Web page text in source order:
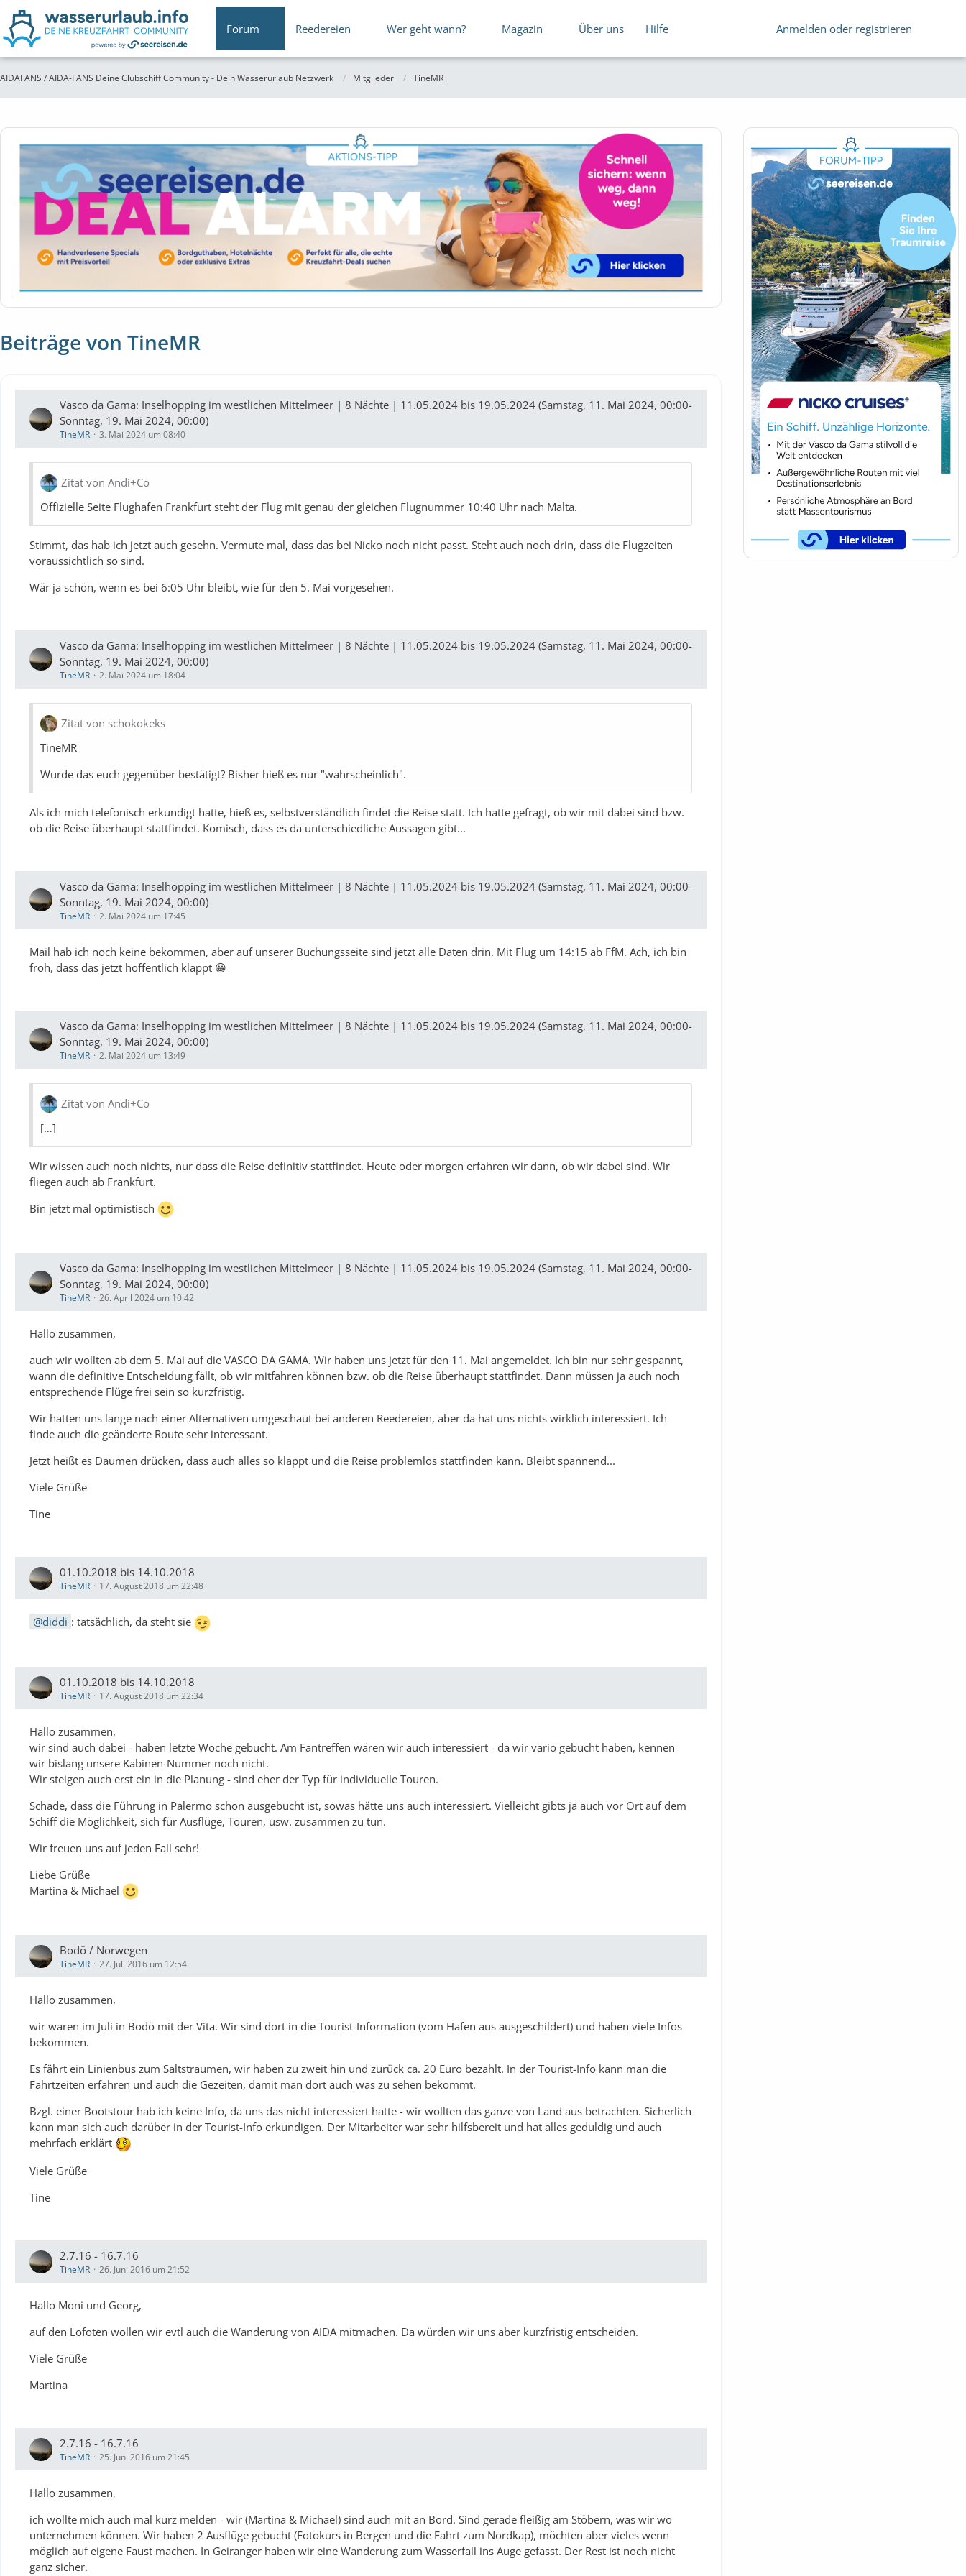
Forum Reedereien Wer geht wann? Magazin Über uns Hilfe Anmelden oder registrieren
AIDAFANS / AIDA-FANS Deine Clubschiff Community - Dein Wasserurlaub Netzwerk Mitglieder TineMR
Beiträge von TineMR
Vasco da Gama: Inselhopping im westlichen Mittelmeer | 8 Nächte | 11.05.2024 bis 19.05.2024 (Samstag, 11. Mai 2024, 00:00-
Sonntag, 19. Mai 2024, 00:00)
TineMR 3. Mai 2024 um 08:40
Zitat von Andi+Co
Offizielle Seite Flughafen Frankfurt steht der Flug mit genau der gleichen Flugnummer 10:40 Uhr nach Malta.
Stimmt, das hab ich jetzt auch gesehn. Vermute mal, dass das bei Nicko noch nicht passt. Steht auch noch drin, dass die Flugzeiten
voraussichtlich so sind.
Wär ja schön, wenn es bei 6:05 Uhr bleibt, wie für den 5. Mai vorgesehen.
Vasco da Gama: Inselhopping im westlichen Mittelmeer | 8 Nächte | 11.05.2024 bis 19.05.2024 (Samstag, 11. Mai 2024, 00:00-
Sonntag, 19. Mai 2024, 00:00)
TineMR 2. Mai 2024 um 18:04
Zitat von schokokeks
TineMR
Wurde das euch gegenüber bestätigt? Bisher hieß es nur "wahrscheinlich".
Als ich mich telefonisch erkundigt hatte, hieß es, selbstverständlich findet die Reise statt. Ich hatte gefragt, ob wir mit dabei sind bzw.
ob die Reise überhaupt stattfindet. Komisch, dass es da unterschiedliche Aussagen gibt...
Vasco da Gama: Inselhopping im westlichen Mittelmeer | 8 Nächte | 11.05.2024 bis 19.05.2024 (Samstag, 11. Mai 2024, 00:00-
Sonntag, 19. Mai 2024, 00:00)
TineMR 2. Mai 2024 um 17:45
Mail hab ich noch keine bekommen, aber auf unserer Buchungsseite sind jetzt alle Daten drin. Mit Flug um 14:15 ab FfM. Ach, ich bin
froh, dass das jetzt hoffentlich klappt 😀
Vasco da Gama: Inselhopping im westlichen Mittelmeer | 8 Nächte | 11.05.2024 bis 19.05.2024 (Samstag, 11. Mai 2024, 00:00-
Sonntag, 19. Mai 2024, 00:00)
TineMR 2. Mai 2024 um 13:49
Zitat von Andi+Co
[…]
Wir wissen auch noch nichts, nur dass die Reise definitiv stattfindet. Heute oder morgen erfahren wir dann, ob wir dabei sind. Wir
fliegen auch ab Frankfurt.
Bin jetzt mal optimistisch
Vasco da Gama: Inselhopping im westlichen Mittelmeer | 8 Nächte | 11.05.2024 bis 19.05.2024 (Samstag, 11. Mai 2024, 00:00-
Sonntag, 19. Mai 2024, 00:00)
TineMR 26. April 2024 um 10:42
Hallo zusammen,
auch wir wollten ab dem 5. Mai auf die VASCO DA GAMA. Wir haben uns jetzt für den 11. Mai angemeldet. Ich bin nur sehr gespannt,
wann die definitive Entscheidung fällt, ob wir mitfahren können bzw. ob die Reise überhaupt stattfindet. Dann müssen ja auch noch
entsprechende Flüge frei sein so kurzfristig.
Wir hatten uns lange nach einer Alternativen umgeschaut bei anderen Reedereien, aber da hat uns nichts wirklich interessiert. Ich
finde auch die geänderte Route sehr interessant.
Jetzt heißt es Daumen drücken, dass auch alles so klappt und die Reise problemlos stattfinden kann. Bleibt spannend...
Viele Grüße
Tine
01.10.2018 bis 14.10.2018
TineMR 17. August 2018 um 22:48
diddi : tatsächlich, da steht sie
01.10.2018 bis 14.10.2018
TineMR 17. August 2018 um 22:34
Hallo zusammen,
wir sind auch dabei - haben letzte Woche gebucht. Am Fantreffen wären wir auch interessiert - da wir vario gebucht haben, kennen
wir bislang unsere Kabinen-Nummer noch nicht.
Wir steigen auch erst ein in die Planung - sind eher der Typ für individuelle Touren.
Schade, dass die Führung in Palermo schon ausgebucht ist, sowas hätte uns auch interessiert. Vielleicht gibts ja auch vor Ort auf dem
Schiff die Möglichkeit, sich für Ausflüge, Touren, usw. zusammen zu tun.
Wir freuen uns auf jeden Fall sehr!
Liebe Grüße
Martina & Michael
Bodö / Norwegen
TineMR 27. Juli 2016 um 12:54
Hallo zusammen,
wir waren im Juli in Bodö mit der Vita. Wir sind dort in die Tourist-Information (vom Hafen aus ausgeschildert) und haben viele Infos
bekommen.
Es fährt ein Linienbus zum Saltstraumen, wir haben zu zweit hin und zurück ca. 20 Euro bezahlt. In der Tourist-Info kann man die
Fahrtzeiten erfahren und auch die Gezeiten, damit man dort auch was zu sehen bekommt.
Bzgl. einer Bootstour hab ich keine Info, da uns das nicht interessiert hatte - wir wollten das ganze von Land aus betrachten. Sicherlich
kann man sich auch darüber in der Tourist-Info erkundigen. Der Mitarbeiter war sehr hilfsbereit und hat alles geduldig und auch
mehrfach erklärt
Viele Grüße
Tine
2.7.16 - 16.7.16
TineMR 26. Juni 2016 um 21:52
Hallo Moni und Georg,
auf den Lofoten wollen wir evtl auch die Wanderung von AIDA mitmachen. Da würden wir uns aber kurzfristig entscheiden.
Viele Grüße
Martina
2.7.16 - 16.7.16
TineMR 25. Juni 2016 um 21:45
Hallo zusammen,
ich wollte mich auch mal kurz melden - wir (Martina & Michael) sind auch mit an Bord. Sind gerade fleißig am Stöbern, was wir wo
unternehmen können. Wir haben 2 Ausflüge gebucht (Fotokurs in Bergen und die Fahrt zum Nordkap), möchten aber vieles wenn
möglich auf eigene Faust machen. In Geiranger haben wir eine Wanderung zum Wasserfall ins Auge gefasst. Der Rest ist noch nicht
ganz sicher.